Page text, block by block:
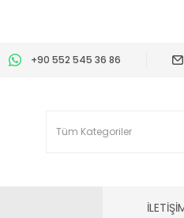
+90 552 545 36 86